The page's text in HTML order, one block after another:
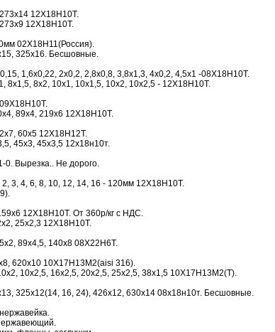
12Х18Н10Т.
12Х18Н10Т.
02Х18Н11(Россия).
325х16. Бесшовные.
1,6х0,22, 2х0,2, 2,8х0,8, 3,8х1,3, 4х0,2, 4,5х1 -08Х18Н10Т.
8х1,5, 8х2, 10х1, 10х1,5, 10х2, 10х2,5 - 12Х18Н10Т.
89х4, 219х6 12Х18Н10Т.
60х5 12Х18Н12Т.
45х3, 45х3,5 12х18н10т.
0. Вырезка.. Не дорого.
3, 4, 6, 8, 10, 12, 14, 16 - 120мм 12Х18Н10Т.
12Х18Н10Т. От 360р/кг с НДС.
25х2,3 12Х18Н10Т.
89х4,5, 140х8 08Х22Н6Т.
620х10 10Х17Н13М2(aisi 316).
10х2,5, 16х2,5, 20х2,5, 25х2,5, 38х1,5 10Х17Н13М2(Т).
325х12(14, 16, 24), 426х12, 630х14 08х18н10т. Бесшовные.